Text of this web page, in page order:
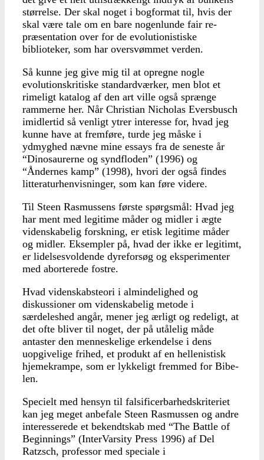
størrelse. Der skal noget i bogformat til, hvis der
skal være tale om en bare nogenlunde fair re­
præsentation over for de evolutionistiske
biblioteker, som har oversvømmet ver­den.
Så kunne jeg give mig til at opregne nogle
evolutionskritiske standardværker, men blot et
rimeligt katalog af den art ville også sprænge
rammerne her. Når Christian Nicholas Eversbusch
imid­lertid så venligt ytrer inter­esse for, hvad jeg
kunne ha­ve at fremføre, turde jeg må­ske i
ydmyghed nævne mine essays fra de seneste år
“Di­nosaurerne og syndfloden” (1996) og
“Åndernes kamp” (1998), hvori der også findes
litteraturhenvisninger, som kan føre videre.
Til Steen Rasmussens før­ste spørgsmål: Hvad jeg
har ment med legitime måder og midler i ægte
videnskabelig forskning, er etisk legitime måder
og midler. Eksempler på, hvad der ikke er legitimt,
er lidelsesvoldende dyrefor­søg og eksperimenter
med aborterede fostre.
Hvad videnskabsteori i almindelighed og
diskussio­ner om videnskabelig meto­de i
særdeleshed angår, mener jeg ærligt og redeligt, at
det ofte bliver til noget, der på utålelig måde
antaster den menneskelige erken­delse i dens
uopgivelige fri­hed, et produkt af en helleni­stisk
hjemekrampe, som er lykkeligt fremmed for Bibe­
len.
Specielt med hensyn til falsificerbarhedskriteriet
kan jeg meget anbefale Steen Rasmussen og andre
inter­esserede et bekendtskab med “The Battle of
Beginnings” (InterVarsity Press 1996) af Del
Ratzsch, professor med speciale i